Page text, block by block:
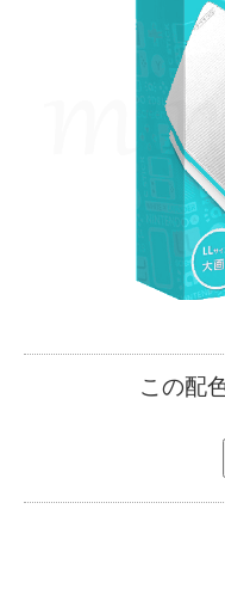
この配